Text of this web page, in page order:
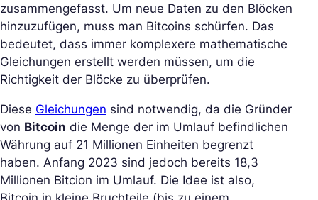
zusammengefasst. Um neue Daten zu den Blöcken
hinzuzufügen, muss man Bitcoins schürfen. Das
bedeutet, dass immer komplexere mathematische
Gleichungen erstellt werden müssen, um die
Richtigkeit der Blöcke zu überprüfen.
Diese Gleichungen sind notwendig, da die Gründer
von Bitcoin die Menge der im Umlauf befindlichen
Währung auf 21 Millionen Einheiten begrenzt
haben. Anfang 2023 sind jedoch bereits 18,3
Millionen Bitcion im Umlauf. Die Idee ist also,